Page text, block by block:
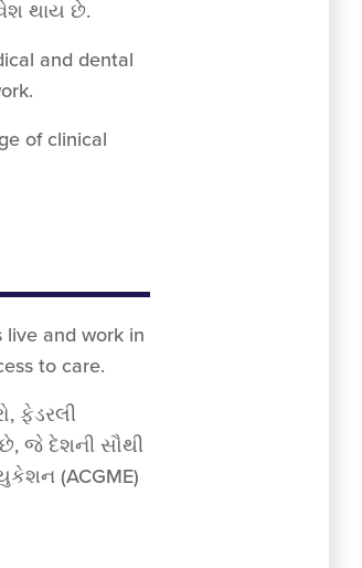
થાય છે.
and dental
of clinical
live and work in
to care.
ફેડરલી
જે દેશની સૌથી
(ACGME)